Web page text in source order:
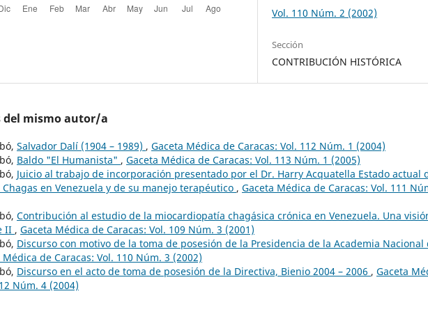
Vol. 110 Núm. 2 (2002)
Sección
CONTRIBUCIÓN HISTÓRICA
del mismo autor/a
Salvador Dalí (1904 – 1989) , Gaceta Médica de Caracas: Vol. 112 Núm. 1 (2004)
Baldo "El Humanista" , Gaceta Médica de Caracas: Vol. 113 Núm. 1 (2005)
Juicio al trabajo de incorporación presentado por el Dr. Harry Acquatella Estado actual
en Venezuela y de su manejo terapéutico , Gaceta Médica de Caracas: Vol. 111
Contribución al estudio de la miocardiopatía chagásica crónica en Venezuela. Una
II , Gaceta Médica de Caracas: Vol. 109 Núm. 3 (2001)
Discurso con motivo de la toma de posesión de la Presidencia de la Academia Nacional
Médica de Caracas: Vol. 110 Núm. 3 (2002)
Discurso en el acto de toma de posesión de la Directiva, Bienio 2004 – 2006 , Gaceta
Núm. 4 (2004)